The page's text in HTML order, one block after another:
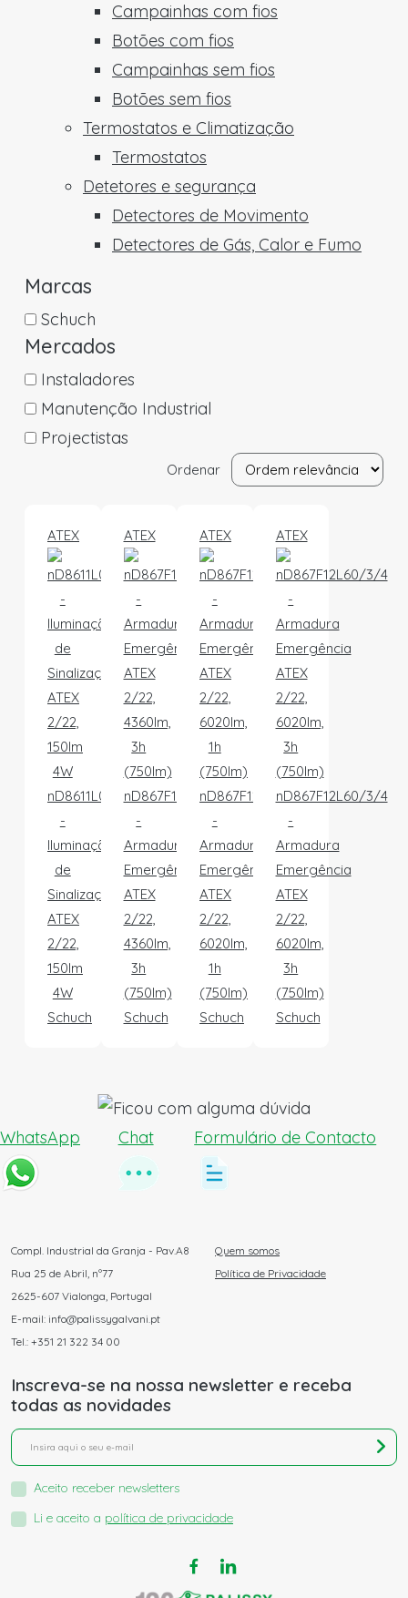
Campainhas com fios
Botões com fios
Campainhas sem fios
Botões sem fios
Termostatos e Climatização
Termostatos
Detetores e segurança
Detectores de Movimento
Detectores de Gás, Calor e Fumo
Marcas
Schuch
Mercados
Instaladores
Manutenção Industrial
Projectistas
Ordenar
ATEX
nD8611L02W
-
Iluminação
de
Sinalização
ATEX
2/22,
150lm
4W
Schuch
ATEX
nD867F12L42/3/4
-
Armadura
Emergência
ATEX
2/22,
4360lm,
3h
(750lm)
Schuch
ATEX
nD867F12L60/1/4
-
Armadura
Emergência
ATEX
2/22,
6020lm,
1h
(750lm)
Schuch
ATEX
nD867F12L60/3/4
-
Armadura
Emergência
ATEX
2/22,
6020lm,
3h
(750lm)
Schuch
WhatsApp Chat Formulário de Contacto
Compl. Industrial da Granja - Pav.A8
Rua 25 de Abril, nº77
2625-607 Vialonga, Portugal
E-mail: info@palissygalvani.pt
Tel.: +351 21 322 34 00
Quem somos
Política de Privacidade
Inscreva-se na nossa newsletter e receba
todas as novidades
Aceito receber newsletters
Li e aceito a política de privacidade